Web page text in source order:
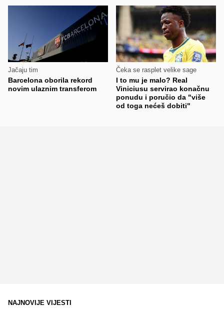
Jačaju tim
Barcelona oborila rekord
novim ulaznim transferom
Čeka se rasplet velike sage
I to mu je malo? Real
Viniciusu servirao konačnu
ponudu i poručio da "više
od toga nećeš dobiti"
NAJNOVIJE VIJESTI